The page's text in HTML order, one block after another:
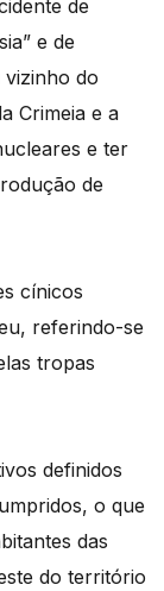
de
e de
do
Crimeia e a
e ter
de
cínicos
referindo-se
tropas
definidos
o que
das
do território